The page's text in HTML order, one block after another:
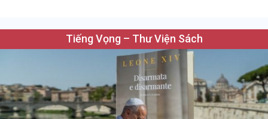
Tiếng Vọng – Thư Viện Sách